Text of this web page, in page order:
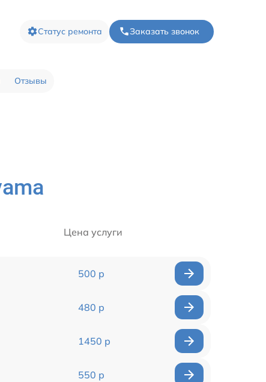
Статус ремонта Заказать звонок
Отзывы
Цена услуги
500 р
480 р
1450 р
550 р